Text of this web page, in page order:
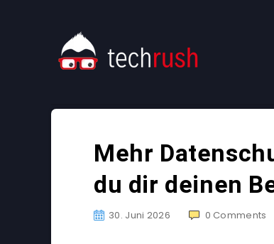
Mehr
du dir deinen
30. Juni 2026 0 Comments